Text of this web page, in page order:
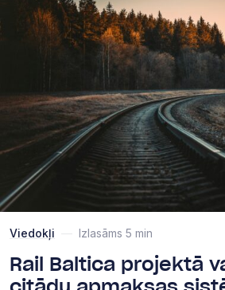
Viedokļi Izlasāms 5 min
Rail Baltica projektā